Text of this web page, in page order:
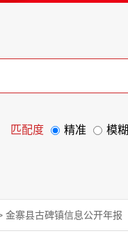
匹配度 精准 模糊
金寨县古碑镇信息公开年报